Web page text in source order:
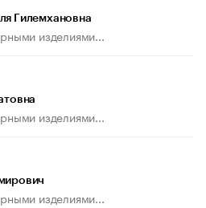
Гилемхановна
изделиями...
изделиями...
изделиями...